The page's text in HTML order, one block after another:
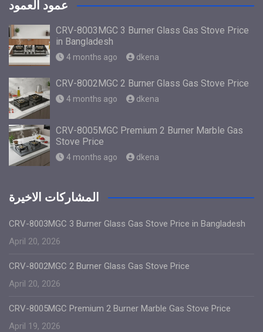
عمود العمود
CRV-8003MGC 3 Burner Glass Gas Stove Price
in Bangladesh
4 months ago dkena
CRV-8002MGC 2 Burner Glass Gas Stove Price
4 months ago dkena
CRV-8005MGC Premium 2 Burner Marble Gas
Stove Price
4 months ago dkena
المشاركات الاخيرة
CRV-8003MGC 3 Burner Glass Gas Stove Price in Bangladesh
April 20, 2026
CRV-8002MGC 2 Burner Glass Gas Stove Price
April 20, 2026
CRV-8005MGC Premium 2 Burner Marble Gas Stove Price
April 19, 2026